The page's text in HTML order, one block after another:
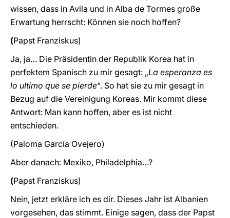
wissen, dass in Avila und in Alba de Tormes große
Erwartung herrscht: Können sie noch hoffen?
(Papst Franziskus)
Ja, ja… Die Präsidentin der Republik Korea hat in
perfektem Spanisch zu mir gesagt: „La esperanza es
lo ultimo que se pierde“. So hat sie zu mir gesagt in
Bezug auf die Vereinigung Koreas. Mir kommt diese
Antwort: Man kann hoffen, aber es ist nicht
entschieden.
(Paloma García Ovejero)
Aber danach: Mexiko, Philadelphia…?
(Papst Franziskus)
Nein, jetzt erkläre ich es dir. Dieses Jahr ist Albanien
vorgesehen, das stimmt. Einige sagen, dass der Papst